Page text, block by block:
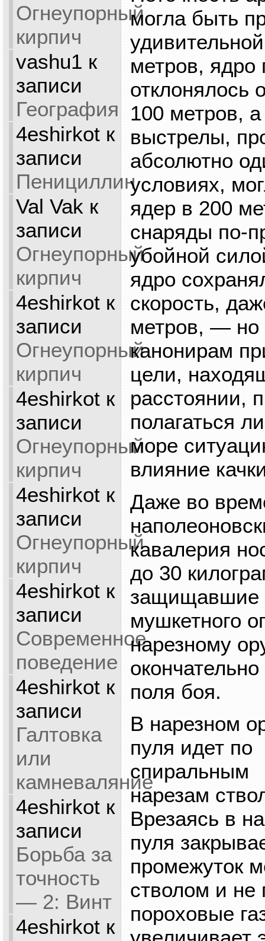
Огнеупорный
кирпич
vashu1 к
записи
География
4eshirkotк
записи
Пенициллин
Val Vak к
записи
Огнеупорный
кирпич
4eshirkotк
записи
Огнеупорный
кирпич
4eshirkotк
записи
Огнеупорный
кирпич
4eshirkotк
записи
Огнеупорный
кирпич
4eshirkotк
записи
Современное
поведение
4eshirkotк
записи
Галтовка
или
камневаляние
4eshirkotк
записи
Борьба за
точность
— 2: Винт
4eshirkotк
могла быть
метров, ядро
отклонялось
100 метров,
выстрелы,
абсолютно
условиях,
ядер в 200
снаряды по-
убойной
ядро
скорость,
метров, —
канонирам
цели,
расстоянии,
полагаться
море
влияние
Даже во
кавалерия
до 30
защищавшие
мушкетного
нарезному
поля боя.
В нарезном
пуля идет по
спиральным
нарезам
Врезаясь в
пуля
промежуток
стволом и не
пороховые